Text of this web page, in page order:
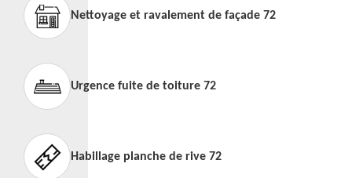
Nettoyage et ravalement de façade 72
Urgence fuite de toiture 72
Habillage planche de rive 72